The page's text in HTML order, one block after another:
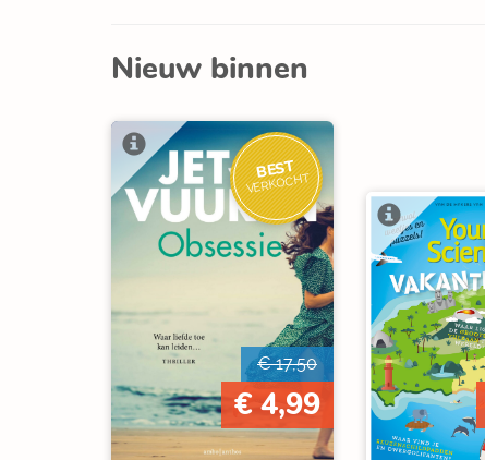
Nieuw binnen
BEST
VERKOCHT
€ 17,50
€ 4,99